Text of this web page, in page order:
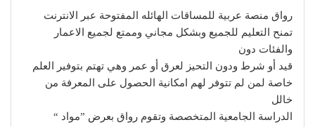
رواق منصة عربية للمساقات الهائله المفتوحة عبر الانترنت
تمنح التعليم للجميع وبشكل مجاني وممتع لجميع الاعمار
والفئات دون
قيد أو شرط ودون التحيز لعرق أو عمر وهي تهتم بتوفير العلم
خاصة لمن لم تتوفر لهم امكانية الحصول على المعرفة من
خالل
الدراسة الجامعية المتخصصة وتقوم رواق بعرض ”مواد “